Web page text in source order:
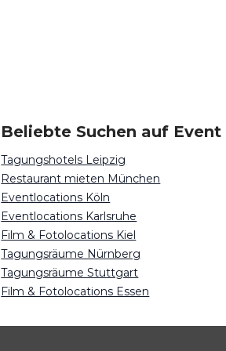
Beliebte Suchen auf Event
Tagungshotels Leipzig
Restaurant mieten München
Eventlocations Köln
Eventlocations Karlsruhe
Film & Fotolocations Kiel
Tagungsräume Nürnberg
Tagungsräume Stuttgart
Film & Fotolocations Essen